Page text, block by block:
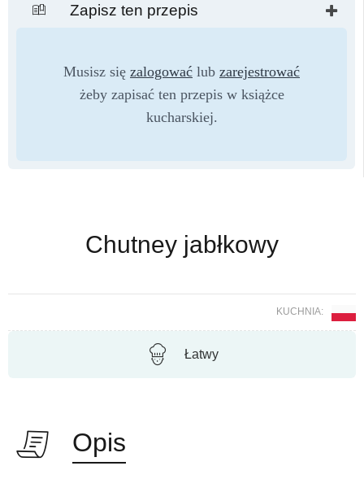
Zapisz ten przepis
Musisz się zalogować lub zarejestrować
żeby zapisać ten przepis w książce
kucharskiej.
Chutney jabłkowy
KUCHNIA:
Łatwy
Opis